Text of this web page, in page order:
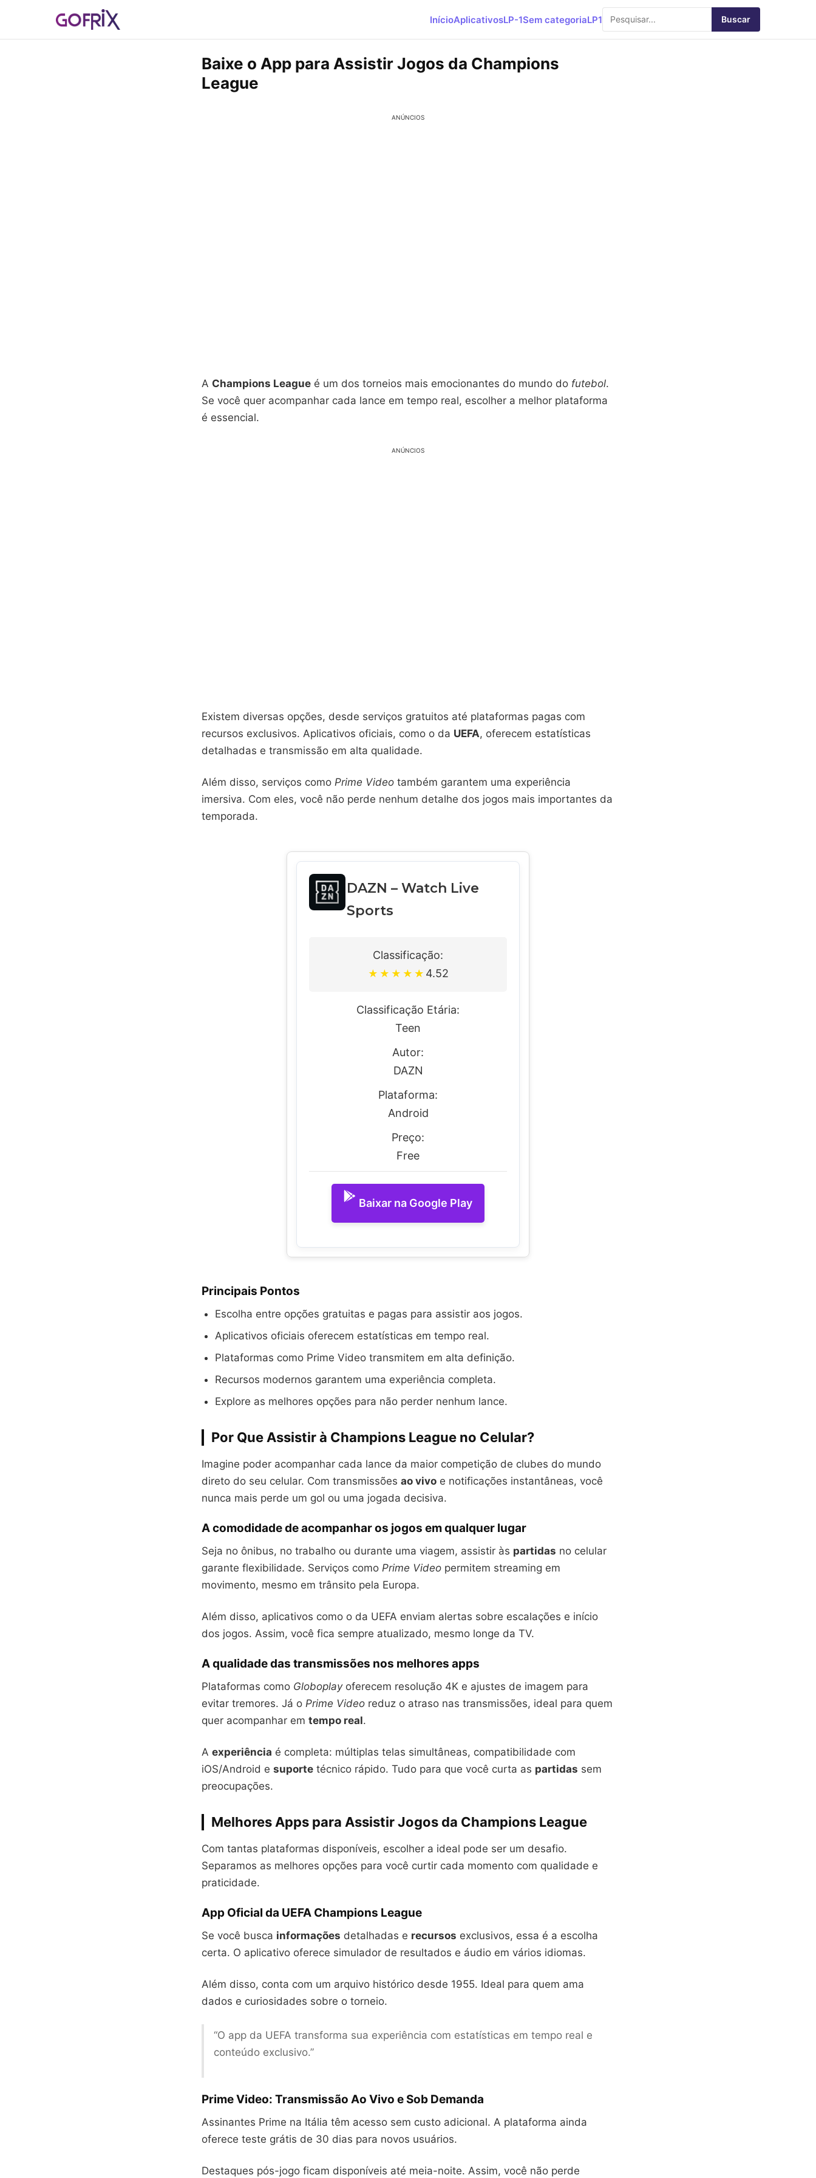
InícioAplicativosLP-1Sem categoriaLP1 Buscar
Baixe o App para Assistir Jogos da Champions
League
ANÚNCIOS
A Champions League é um dos torneios mais emocionantes do mundo do futebol.
Se você quer acompanhar cada lance em tempo real, escolher a melhor plataforma
é essencial.
ANÚNCIOS
Existem diversas opções, desde serviços gratuitos até plataformas pagas com
recursos exclusivos. Aplicativos oficiais, como o da UEFA, oferecem estatísticas
detalhadas e transmissão em alta qualidade.
Além disso, serviços como Prime Video também garantem uma experiência
imersiva. Com eles, você não perde nenhum detalhe dos jogos mais importantes da
temporada.
DAZN – Watch Live
Sports
Classificação:
★ ★ ★ ★ ★ 4.52
Classificação Etária:
Teen
Autor:
DAZN
Plataforma:
Android
Preço:
Free
Baixar na Google Play
Principais Pontos
Escolha entre opções gratuitas e pagas para assistir aos jogos.
Aplicativos oficiais oferecem estatísticas em tempo real.
Plataformas como Prime Video transmitem em alta definição.
Recursos modernos garantem uma experiência completa.
Explore as melhores opções para não perder nenhum lance.
Por Que Assistir à Champions League no Celular?
Imagine poder acompanhar cada lance da maior competição de clubes do mundo
direto do seu celular. Com transmissões ao vivo e notificações instantâneas, você
nunca mais perde um gol ou uma jogada decisiva.
A comodidade de acompanhar os jogos em qualquer lugar
Seja no ônibus, no trabalho ou durante uma viagem, assistir às partidas no celular
garante flexibilidade. Serviços como Prime Video permitem streaming em
movimento, mesmo em trânsito pela Europa.
Além disso, aplicativos como o da UEFA enviam alertas sobre escalações e início
dos jogos. Assim, você fica sempre atualizado, mesmo longe da TV.
A qualidade das transmissões nos melhores apps
Plataformas como Globoplayoferecem resolução 4K e ajustes de imagem para
evitar tremores. Já o Prime Video reduz o atraso nas transmissões, ideal para quem
quer acompanhar em tempo real.
A experiência é completa: múltiplas telas simultâneas, compatibilidade com
iOS/Android e suporte técnico rápido. Tudo para que você curta as partidas sem
preocupações.
Melhores Apps para Assistir Jogos da Champions League
Com tantas plataformas disponíveis, escolher a ideal pode ser um desafio.
Separamos as melhores opções para você curtir cada momento com qualidade e
praticidade.
App Oficial da UEFA Champions League
Se você busca informações detalhadas e recursos exclusivos, essa é a escolha
certa. O aplicativo oferece simulador de resultados e áudio em vários idiomas.
Além disso, conta com um arquivo histórico desde 1955. Ideal para quem ama
dados e curiosidades sobre o torneio.
“O app da UEFA transforma sua experiência com estatísticas em tempo real e
conteúdo exclusivo.”
Prime Video: Transmissão Ao Vivo e Sob Demanda
Assinantes Prime na Itália têm acesso sem custo adicional. A plataforma ainda
oferece teste grátis de 30 dias para novos usuários.
Destaques pós-jogo ficam disponíveis até meia-noite. Assim, você não perde